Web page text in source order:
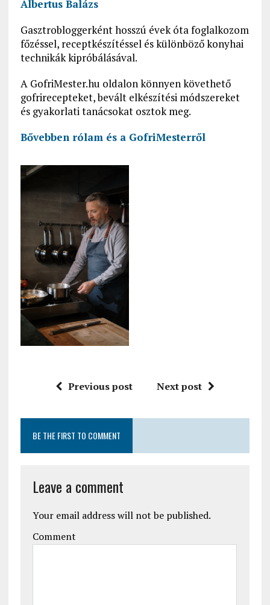
Albertus Balázs
Gasztrobloggerként hosszú évek óta foglalkozom
főzéssel, receptkészítéssel és különböző konyhai
technikák kipróbálásával.
A GofriMester.hu oldalon könnyen követhető
gofrirecepteket, bevált elkészítési módszereket
és gyakorlati tanácsokat osztok meg.
Bővebben rólam és a GofriMesterről
Previous post Next post
BE THE FIRST TO COMMENT
Leave a comment
Your email address will not be published.
Comment